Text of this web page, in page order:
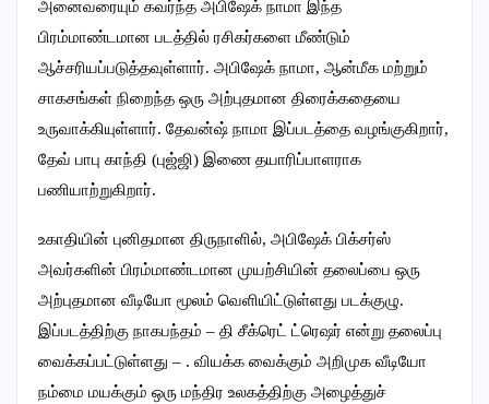
அனைவரையும் கவர்ந்த அபிஷேக் நாமா இந்த
பிரம்மாண்டமான படத்தில் ரசிகர்களை மீண்டும்
ஆச்சரியப்படுத்தவுள்ளார். அபிஷேக் நாமா, ஆன்மீக மற்றும்
சாகசங்கள் நிறைந்த ஒரு அற்புதமான திரைக்கதையை
உருவாக்கியுள்ளார். தேவன்ஷ் நாமா இப்படத்தை வழங்குகிறார்,
தேவ் பாபு காந்தி (புஜ்ஜி) இணை தயாரிப்பாளராக
பணியாற்றுகிறார்.
உகாதியின் புனிதமான திருநாளில், அபிஷேக் பிக்சர்ஸ்
அவர்களின் பிரம்மாண்டமான முயற்சியின் தலைப்பை ஒரு
அற்புதமான வீடியோ மூலம் வெளியிட்டுள்ளது படக்குழு.
இப்படத்திற்கு நாகபந்தம் – தி சீக்ரெட் ட்ரெஷர் என்று தலைப்பு
வைக்கப்பட்டுள்ளது – . வியக்க வைக்கும் அறிமுக வீடியோ
நம்மை மயக்கும் ஒரு மந்திர உலகத்திற்கு அழைத்துச்